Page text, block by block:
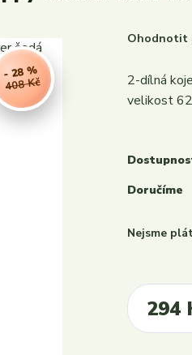
408 Kč
- 28 %
Ohodnotit
2-dílná
velikost 62
Doručíme
Nejsme
294